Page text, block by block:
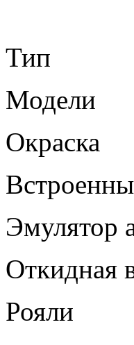
Тип
Модели
Окраска
Эмулятор
Откидная
Рояли